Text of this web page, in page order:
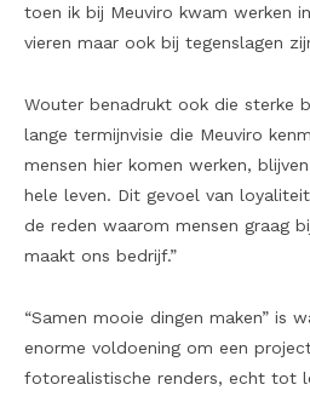
toen ik bij Meuviro kwam werken
vieren maar ook bij tegenslagen
Wouter benadrukt ook die sterke
lange termijnvisie die Meuviro
mensen hier komen werken,
hele leven. Dit gevoel van
de reden waarom mensen graag
maakt ons bedrijf.”
“Samen mooie dingen maken” is
enorme voldoening om een
fotorealistische renders, echt tot